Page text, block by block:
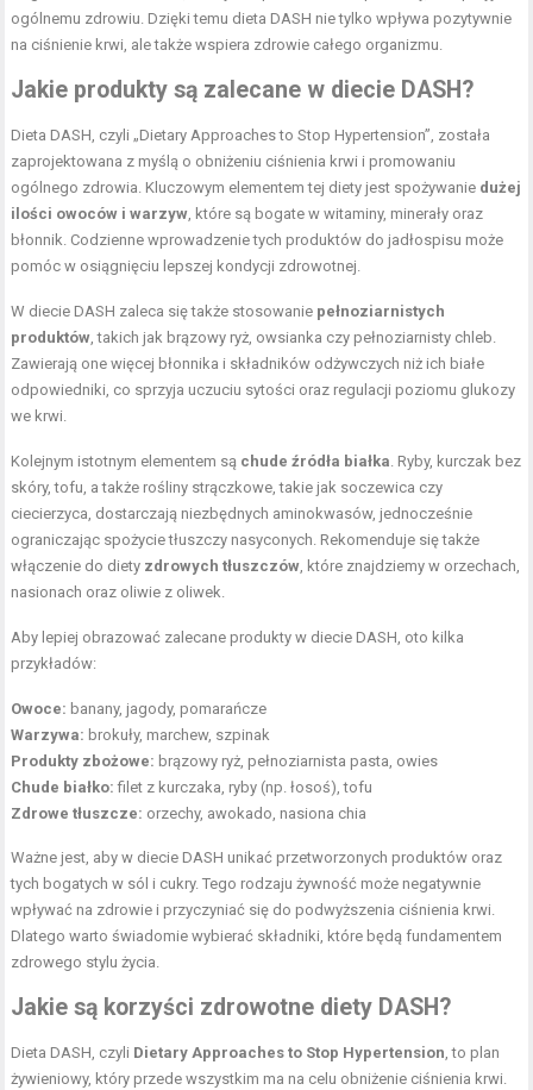
ogólnemu zdrowiu. Dzięki temu dieta DASH nie tylko wpływa pozytywnie
na ciśnienie krwi, ale także wspiera zdrowie całego organizmu.
Jakie produkty są zalecane w diecie DASH?
Dieta DASH, czyli „Dietary Approaches to Stop Hypertension”, została
zaprojektowana z myślą o obniżeniu ciśnienia krwi i promowaniu
ogólnego zdrowia. Kluczowym elementem tej diety jest spożywanie dużej
ilości owoców i warzyw, które są bogate w witaminy, minerały oraz
błonnik. Codzienne wprowadzenie tych produktów do jadłospisu może
pomóc w osiągnięciu lepszej kondycji zdrowotnej.
W diecie DASH zaleca się także stosowanie pełnoziarnistych
produktów, takich jak brązowy ryż, owsianka czy pełnoziarnisty chleb.
Zawierają one więcej błonnika i składników odżywczych niż ich białe
odpowiedniki, co sprzyja uczuciu sytości oraz regulacji poziomu glukozy
we krwi.
Kolejnym istotnym elementem są chude źródła białka. Ryby, kurczak bez
skóry, tofu, a także rośliny strączkowe, takie jak soczewica czy
ciecierzyca, dostarczają niezbędnych aminokwasów, jednocześnie
ograniczając spożycie tłuszczy nasyconych. Rekomenduje się także
włączenie do diety zdrowych tłuszczów, które znajdziemy w orzechach,
nasionach oraz oliwie z oliwek.
Aby lepiej obrazować zalecane produkty w diecie DASH, oto kilka
przykładów:
Owoce: banany, jagody, pomarańcze
Warzywa: brokuły, marchew, szpinak
Produkty zbożowe: brązowy ryż, pełnoziarnista pasta, owies
Chude białko: filet z kurczaka, ryby (np. łosoś), tofu
Zdrowe tłuszcze: orzechy, awokado, nasiona chia
Ważne jest, aby w diecie DASH unikać przetworzonych produktów oraz
tych bogatych w sól i cukry. Tego rodzaju żywność może negatywnie
wpływać na zdrowie i przyczyniać się do podwyższenia ciśnienia krwi.
Dlatego warto świadomie wybierać składniki, które będą fundamentem
zdrowego stylu życia.
Jakie są korzyści zdrowotne diety DASH?
Dieta DASH, czyli Dietary Approaches to Stop Hypertension, to plan
żywieniowy, który przede wszystkim ma na celu obniżenie ciśnienia krwi.